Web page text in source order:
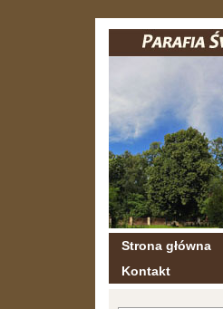
Strona główna
Kontakt